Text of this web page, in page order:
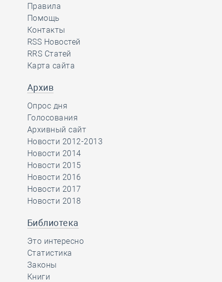
Правила
Помощь
Контакты
RSS Новостей
RRS Статей
Карта сайта
Архив
Опрос дня
Голосования
Архивный сайт
Новости 2012-2013
Новости 2014
Новости 2015
Новости 2016
Новости 2017
Новости 2018
Библиотека
Это интересно
Статистика
Законы
Книги